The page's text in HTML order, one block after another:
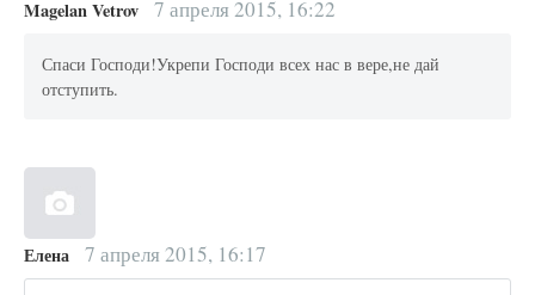
Magelan Vetrov 7 апреля 2015, 16:22
Спаси Господи!Укрепи Господи всех нас в вере,не дай
отступить.
Елена 7 апреля 2015, 16:17